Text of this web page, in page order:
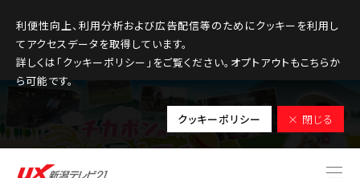
利便性向上、利用分析および広告配信等のためにクッキーを利用し
てアクセスデータを取得しています。
詳しくは「クッキーポリシー」をご覧ください。オプトアウトもこちらか
ら可能です。
クッキーポリシー × 閉じる